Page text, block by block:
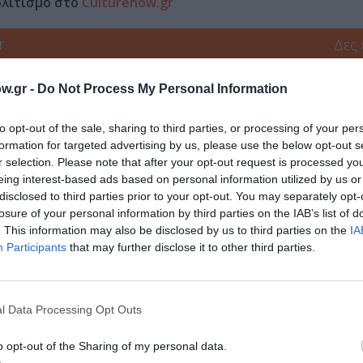
- Do Not Process My Personal Information
opt-out of the sale, sharing to third parties, or processing of your
for targeted advertising by us, please use the below opt-out
selection. Please note that after your opt-out request is processed
interest-based ads based on personal information utilized by us
to third parties prior to your opt-out. You may separately
of your personal information by third parties on the IAB’s list of
This information may also be disclosed by us to third parties on the
Participants that may further disclose it to other third parties.
Data Processing Opt Outs
opt-out of the Sharing of my personal data.
Δες
ΦΡΑΝΣΙΣ ΣΚΟΤ ΦΙΤΖΕΡΑΛΝΤ
και τον Πολιτισμό!
Άρθρα